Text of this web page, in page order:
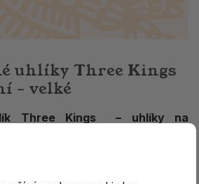
uhlíky Three Kings
– velké
Three Kings – uhlíky na